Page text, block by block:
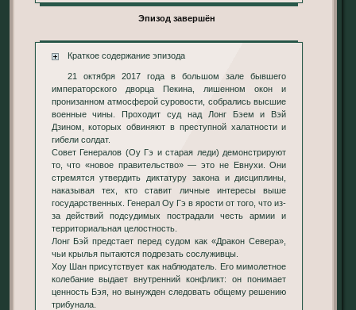
Эпизод завершён
Краткое содержание эпизода
21 октября 2017 года в большом зале бывшего
императорского дворца Пекина, лишенном окон и
пронизанном атмосферой суровости, собрались высшие
военные чины. Проходит суд над Лонг Бэем и Вэй
Дзином, которых обвиняют в преступной халатности и
гибели солдат.
Совет Генералов (Оу Гэ и старая леди) демонстрируют
то, что «новое правительство» — это не Евнухи. Они
стремятся утвердить диктатуру закона и дисциплины,
наказывая тех, кто ставит личные интересы выше
государственных. Генерал Оу Гэ в ярости от того, что из-
за действий подсудимых пострадали честь армии и
территориальная целостность.
Лонг Бэй предстает перед судом как «Дракон Севера»,
чьи крылья пытаются подрезать сослуживцы.
Хоу Шан присутствует как наблюдатель. Его мимолетное
колебание выдает внутренний конфликт: он понимает
ценность Бэя, но вынужден следовать общему решению
трибунала.